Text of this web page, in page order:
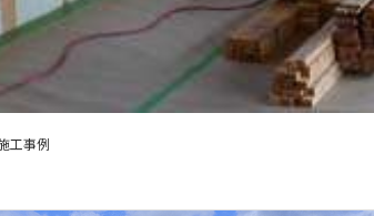
工事例